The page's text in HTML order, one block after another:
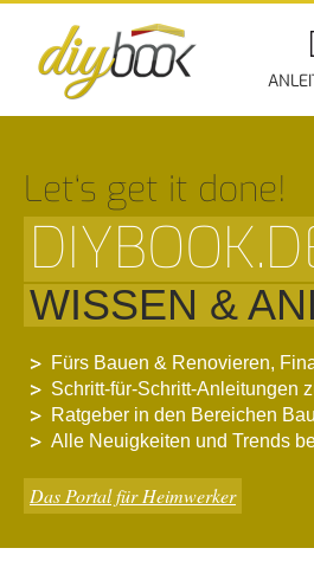
Let‘s get it done!
WISSEN &
Fürs Bauen & Renovieren,
Schritt-für-Schritt-Anleitungen
Ratgeber in den Bereichen
Alle Neuigkeiten und Trends
Das Portal für Heimwerker